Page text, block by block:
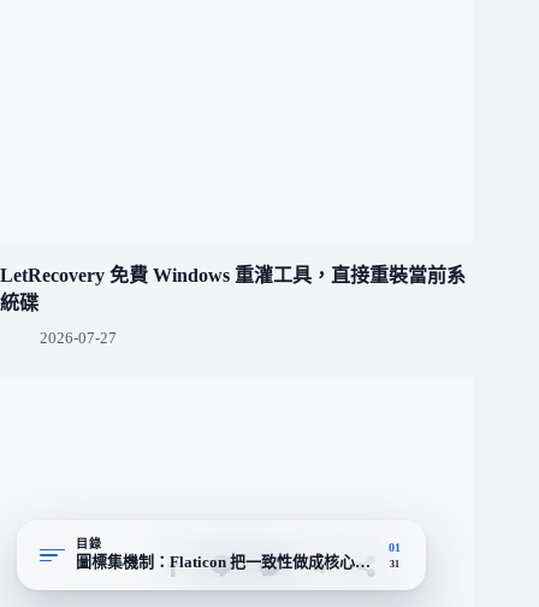
LetRecovery 免費 Windows 重灌工具，直接重裝當前系
統碟
2026-07-27
目錄
圖標集機制：Flaticon 把一致性做成核心賣點
01
31